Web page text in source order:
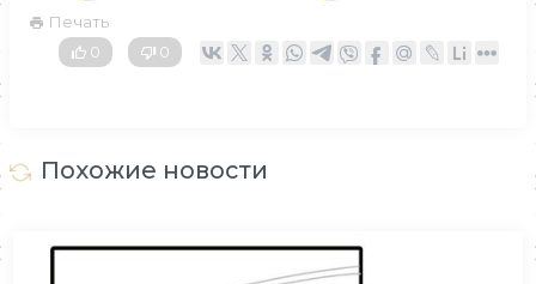
Печать
0
0
Похожие новости